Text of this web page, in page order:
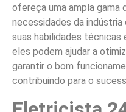
ofereça uma ampla gama
necessidades da indústria
suas habilidades técnicas
eles podem ajudar a
garantir o bom
contribuindo para o